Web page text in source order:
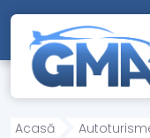
Mergi direct la
Acasă